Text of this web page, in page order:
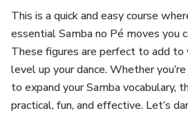
This is a quick and easy course
essential Samba no Pé moves you
These figures are perfect to add to
level up your dance. Whether
to expand your Samba vocabulary,
practical, fun, and effective. Let’s